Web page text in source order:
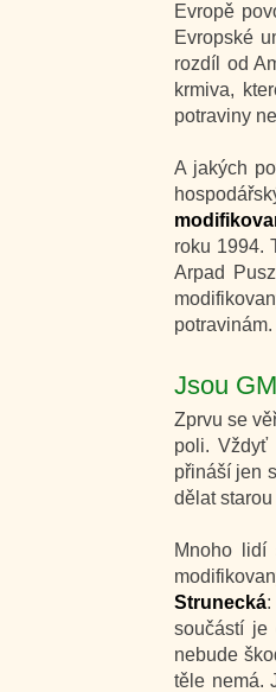
Evropě
Evropské
rozdíl od
krmiva,
potraviny
A jakých
roku 1994.
Arpad
potravinám.
Jsou
Zprvu se
poli. Vždyť
přináší jen
dělat
Mnoho lidí
Strunecká
součástí je
nebude
těle nemá.